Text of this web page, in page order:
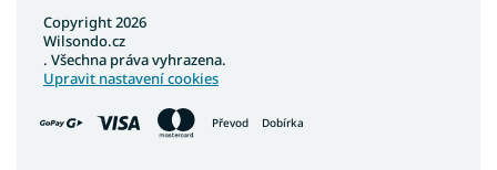
Převod Dobírka
Copyright 2026
Wilsondo.cz
. Všechna práva vyhrazena.
Upravit nastavení cookies